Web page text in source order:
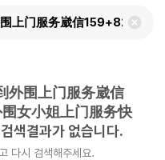
검
外围上门服务崴信
女小姐上门服务快
색결과가 없습니다.
다시 검색해주세요.